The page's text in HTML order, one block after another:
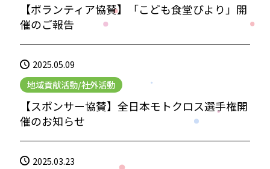
【ボランティア協賛】「こども食堂びより」開
催のご報告
2025.05.09
地域貢献活動/社外活動
【スポンサー協賛】全日本モトクロス選手権開
催のお知らせ
2025.03.23